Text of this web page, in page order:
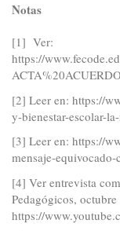
Notas
[1] Ver:
https://
[2] Leer en: https://
y-bienestar-escolar-
[3] Leer en: https://
mensaje-
[4] Ver entrevista
Pedagógicos,
https://